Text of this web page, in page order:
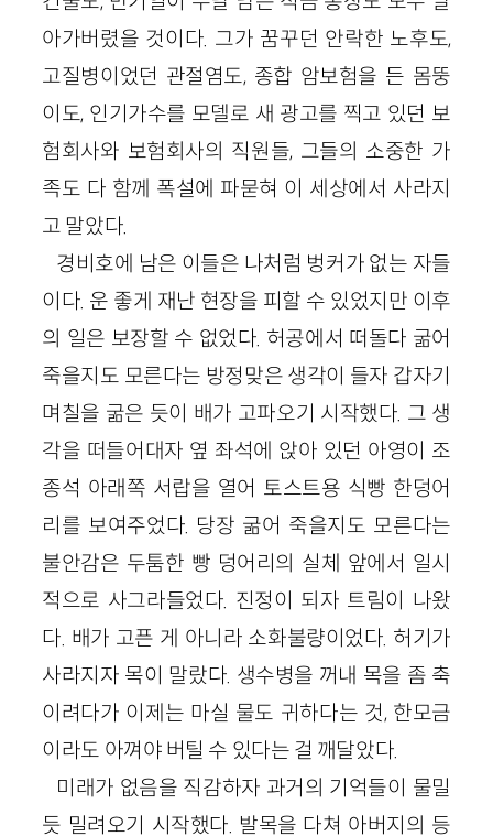
아가버렸을 것이다. 그가 꿈꾸던 안락한 노후도,
고질병이었던 관절염도, 종합 암보험을 든 몸뚱
이도, 인기가수를 모델로 새 광고를 찍고 있던 보
험회사와 보험회사의 직원들, 그들의 소중한 가
족도 다 함께 폭설에 파묻혀 이 세상에서 사라지
고 말았다.
경비호에 남은 이들은 나처럼 벙커가 없는 자들
이다. 운 좋게 재난 현장을 피할 수 있었지만 이후
의 일은 보장할 수 없었다. 허공에서 떠돌다 굶어
죽을지도 모른다는 방정맞은 생각이 들자 갑자기
며칠을 굶은 듯이 배가 고파오기 시작했다. 그 생
각을 떠들어대자 옆 좌석에 앉아 있던 아영이 조
종석 아래쪽 서랍을 열어 토스트용 식빵 한덩어
리를 보여주었다. 당장 굶어 죽을지도 모른다는
불안감은 두툼한 빵 덩어리의 실체 앞에서 일시
적으로 사그라들었다. 진정이 되자 트림이 나왔
다. 배가 고픈 게 아니라 소화불량이었다. 허기가
사라지자 목이 말랐다. 생수병을 꺼내 목을 좀 축
이려다가 이제는 마실 물도 귀하다는 것, 한모금
이라도 아껴야 버틸 수 있다는 걸 깨달았다.
미래가 없음을 직감하자 과거의 기억들이 물밀
듯 밀려오기 시작했다. 발목을 다쳐 아버지의 등